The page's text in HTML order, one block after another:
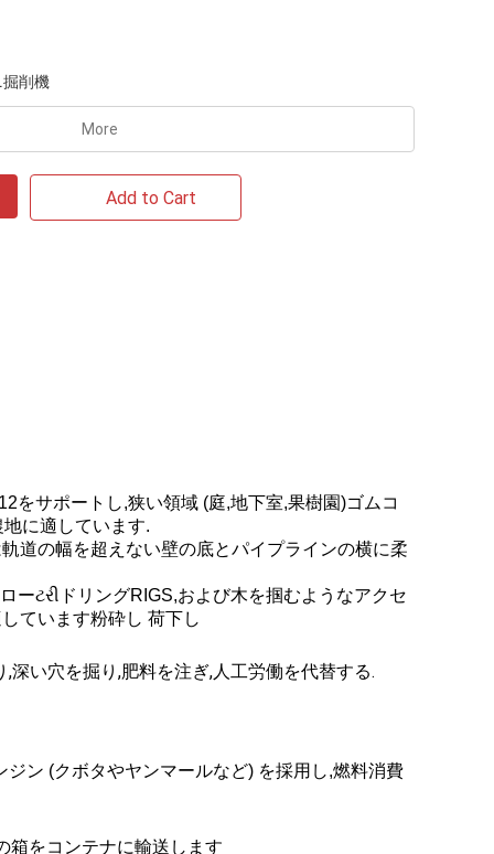
削機
More
Add to Cart
をサポートし,狭い領域 (庭,地下室,果樹園)ゴムコ
に適しています.
道の幅を超えない壁の底とパイプラインの横に柔
ーટરીドリングRIGS,および木を掴むようなアクセ
ています粉砕し 荷下し
い穴を掘り,肥料を注ぎ,人工労働を代替する.
ン (クボタやヤンマールなど) を採用し,燃料消費
箱をコンテナに輸送します